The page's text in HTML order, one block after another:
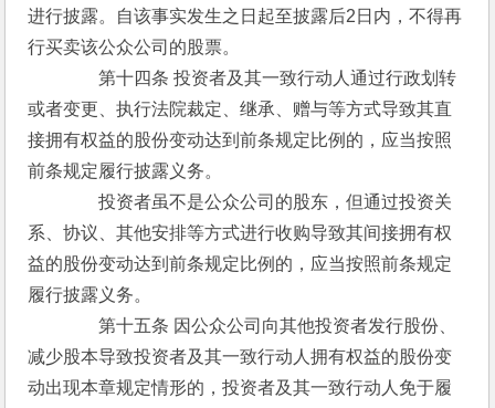
进行披露。自该事实发生之日起至披露后2日内，不得再
行买卖该公众公司的股票。
第十四条 投资者及其一致行动人通过行政划转
或者变更、执行法院裁定、继承、赠与等方式导致其直
接拥有权益的股份变动达到前条规定比例的，应当按照
前条规定履行披露义务。
投资者虽不是公众公司的股东，但通过投资关
系、协议、其他安排等方式进行收购导致其间接拥有权
益的股份变动达到前条规定比例的，应当按照前条规定
履行披露义务。
第十五条 因公众公司向其他投资者发行股份、
减少股本导致投资者及其一致行动人拥有权益的股份变
动出现本章规定情形的，投资者及其一致行动人免于履